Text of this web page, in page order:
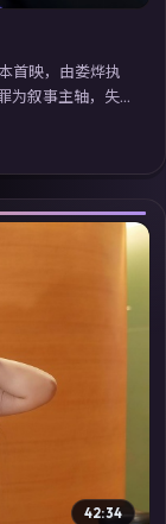
首映，由娄烨执
为叙事主轴，失
化地域气质；站
展检索同类型
42:34